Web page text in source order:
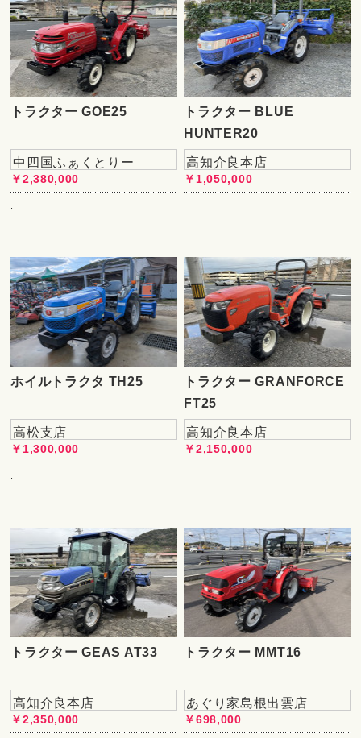
トラクター GOE25
中四国ふぁくとりー
￥2,380,000
トラクター BLUE
HUNTER20
高知介良本店
￥1,050,000
ホイルトラクタ TH25
高松支店
￥1,300,000
トラクター GRANFORCE
FT25
高知介良本店
￥2,150,000
トラクター GEAS AT33
高知介良本店
￥2,350,000
トラクター MMT16
あぐり家島根出雲店
￥698,000